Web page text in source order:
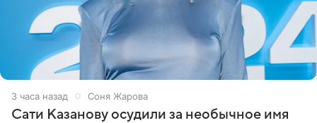
3 часа назад Соня Жарова
Сати Казанову осудили за необычное имя